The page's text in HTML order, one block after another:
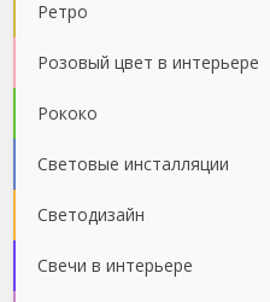
Ретро
Розовый цвет в интерьере
Рококо
Световые инсталляции
Светодизайн
Свечи в интерьере